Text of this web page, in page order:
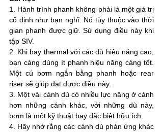
1. Hành trình phanh không phải là một giá trị
cố định như bạn nghĩ. Nó tùy thuộc vào thời
gian phanh được giữ. Sử dụng điều này khi
tập SIV.
2. Khi bay thermal với các dù hiệu năng cao,
bạn càng dùng ít phanh hiệu năng càng tốt.
Một cú bơm ngắn bằng phanh hoặc rear
riser sẽ giúp đạt được điều này.
3. Một vài cánh dù có nhiều lực nâng ở cánh
hơn những cánh khác, với những dù này,
bơm là một kỹ thuật bay đặc biệt hữu ích.
4. Hãy nhớ rằng các cánh dù phản ứng khác